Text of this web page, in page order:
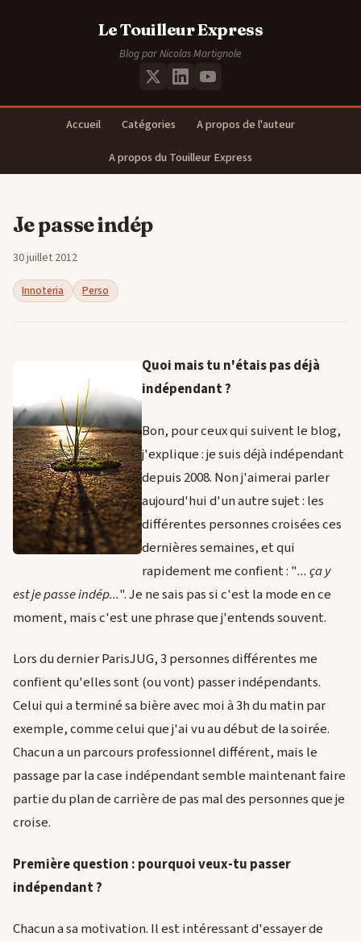
Le Touilleur Express
Blog par Nicolas Martignole
Accueil Catégories
A propos de l'auteur
A propos du Touilleur Express
Je passe indép
30 juillet 2012
Innoteria Perso
Quoi mais tu n'étais pas déjà
indépendant ?
Bon, pour ceux qui suivent le blog,
j'explique : je suis déjà indépendant
depuis 2008. Non j'aimerai parler
aujourd'hui d'un autre sujet : les
différentes personnes croisées ces
dernières semaines, et qui
rapidement me confient : "... ça y
est je passe indép...". Je ne sais pas si c'est la mode en ce
moment, mais c'est une phrase que j'entends souvent.
Lors du dernier ParisJUG, 3 personnes différentes me
confient qu'elles sont (ou vont) passer indépendants.
Celui qui a terminé sa bière avec moi à 3h du matin par
exemple, comme celui que j'ai vu au début de la soirée.
Chacun a un parcours professionnel différent, mais le
passage par la case indépendant semble maintenant faire
partie du plan de carrière de pas mal des personnes que je
croise.
Première question : pourquoi veux-tu passer
indépendant ?
Chacun a sa motivation. Il est intéressant d'essayer de